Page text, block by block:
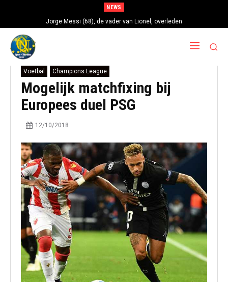
NEWS
Jorge Messi (68), de vader van Lionel, overleden
Voetbal Champions League
Mogelijk matchfixing bij
Europees duel PSG
12/10/2018